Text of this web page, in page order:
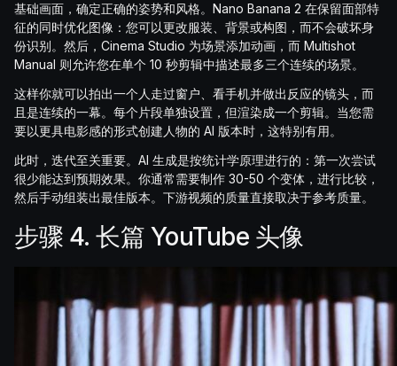
基础画面，确定正确的姿势和风格。Nano Banana 2 在保留面部特
征的同时优化图像：您可以更改服装、背景或构图，而不会破坏身
份识别。然后，Cinema Studio 为场景添加动画，而 Multishot
Manual 则允许您在单个 10 秒剪辑中描述最多三个连续的场景。
这样你就可以拍出一个人走过窗户、看手机并做出反应的镜头，而
且是连续的一幕。每个片段单独设置，但渲染成一个剪辑。当您需
要以更具电影感的形式创建人物的 AI 版本时，这特别有用。
此时，迭代至关重要。AI 生成是按统计学原理进行的：第一次尝试
很少能达到预期效果。你通常需要制作 30-50 个变体，进行比较，
然后手动组装出最佳版本。下游视频的质量直接取决于参考质量。
步骤 4. 长篇 YouTube 头像